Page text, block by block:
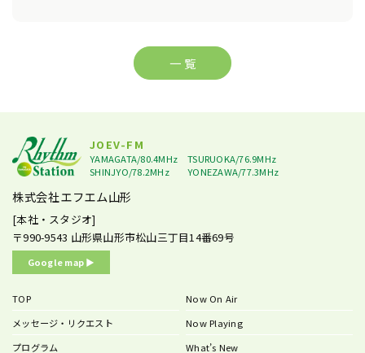
一 覧
JOEV-FM
YAMAGATA/80.4MHz
TSURUOKA/76.9MHz
SHINJYO/78.2MHz
YONEZAWA/77.3MHz
株式会社エフエム山形
[本社・スタジオ]
〒990-9543 山形県山形市松山三丁目14番69号
Google map ▶︎
TOP
メッセージ・リクエスト
プログラム
Now On Air
Now Playing
What’s New